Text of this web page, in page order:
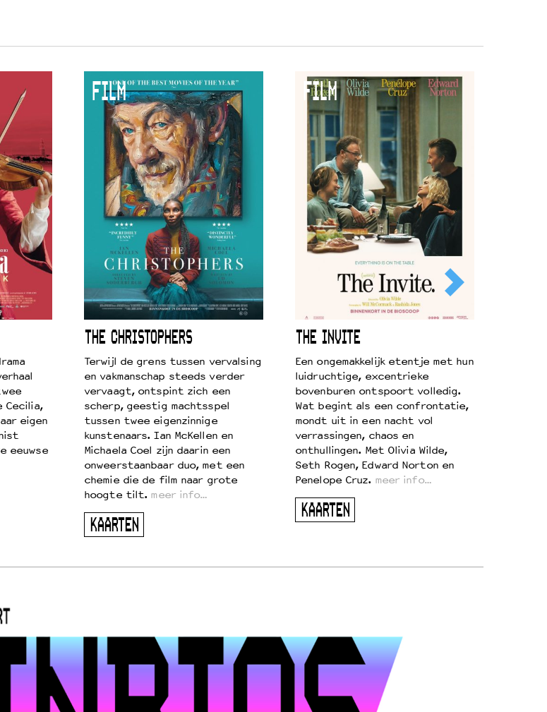
Cecilia,
eigen
eeuwse
FILM
THE CHRISTOPHERS
Terwijl de grens tussen vervalsing
en vakmanschap steeds verder
vervaagt, ontspint zich een
scherp, geestig machtsspel
tussen twee eigenzinnige
kunstenaars. Ian McKellen en
Michaela Coel zijn daarin een
onweerstaanbaar duo, met een
chemie die de film naar grote
hoogte tilt. meer info…
KAARTEN
FILM
THE INVITE
Een ongemakkelijk etentje met hun
luidruchtige, excentrieke
bovenburen ontspoort volledig.
Wat begint als een confrontatie,
mondt uit in een nacht vol
verrassingen, chaos en
onthullingen. Met Olivia Wilde,
Seth Rogen, Edward Norton en
Penelope Cruz. meer info…
KAARTEN